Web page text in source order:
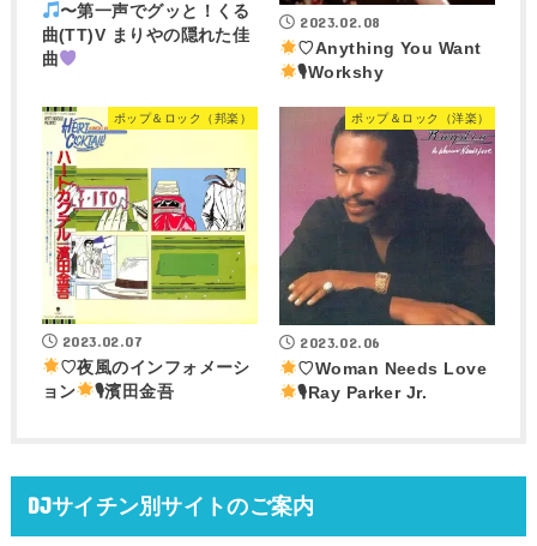
〜第一声でグッと！くる
曲(TT)V まりやの隠れた佳
曲
2023.02.08
♡Anything You Want
🎙Workshy
ポップ＆ロック（邦楽）
2023.02.07
♡夜風のインフォメーシ
ョン
🎙濱田金吾
ポップ＆ロック（洋楽）
2023.02.06
♡Woman Needs Love
🎙Ray Parker Jr.
DJサイチン別サイトのご案内